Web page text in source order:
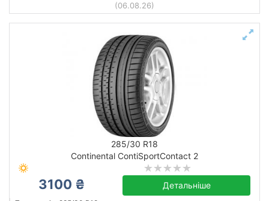
(06.08.26)
285/30 R18
Continental ContiSportContact 2
3100 ₴ Детальніше